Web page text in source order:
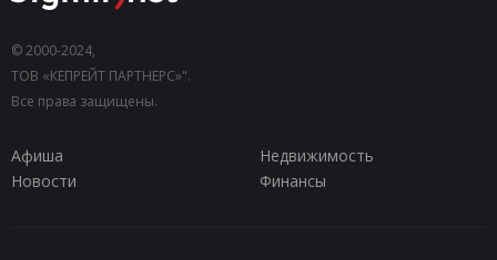
© 2000-2024,
ТОВ «КЕПРЕЙТ ПАРТНЕРС»".
Все права защищены.
Афиша
Недвижимость
Новости
Финансы